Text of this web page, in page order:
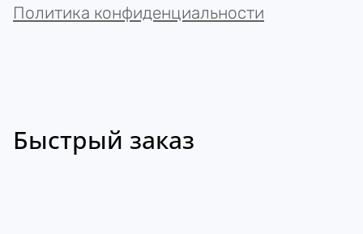
Политика конфиденциальности
Быстрый заказ